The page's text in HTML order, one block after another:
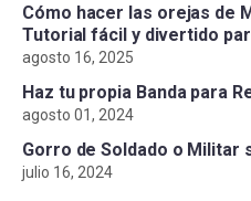
Cómo hacer las orejas de
Tutorial fácil y divertido
agosto 16, 2025
Haz tu propia Banda para
agosto 01, 2024
Gorro de Soldado o Militar
julio 16, 2024